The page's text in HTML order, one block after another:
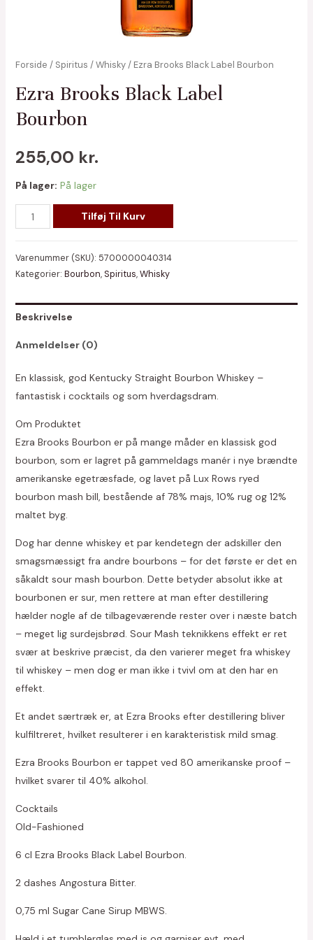
Forside / Spiritus /Whisky/ Ezra Brooks Black Label Bourbon
Ezra Brooks Black Label
Bourbon
255,00 kr.
På lager: På lager
Ezra
Brooks
antal
Tilføj Til Kurv
Varenummer (SKU): 5700000040314
Kategorier: Bourbon, Spiritus,Whisky
Beskrivelse
Anmeldelser (0)
En klassisk, god Kentucky Straight Bourbon Whiskey –
fantastisk i cocktails og som hverdagsdram.
Om Produktet
Ezra Brooks Bourbon er på mange måder en klassisk god
bourbon, som er lagret på gammeldags manér i nye brændte
amerikanske egetræsfade, og lavet på Lux Rows ryed
bourbon mash bill, bestående af 78% majs, 10% rug og 12%
maltet byg.
Dog har denne whiskey et par kendetegn der adskiller den
smagsmæssigt fra andre bourbons – for det første er det en
såkaldt sour mash bourbon. Dette betyder absolut ikke at
bourbonen er sur, men rettere at man efter destillering
hælder nogle af de tilbageværende rester over i næste batch
– meget lig surdejsbrød. Sour Mash teknikkens effekt er ret
svær at beskrive præcist, da den varierer meget fra whiskey
til whiskey – men dog er man ikke i tvivl om at den har en
effekt.
Et andet særtræk er, at Ezra Brooks efter destillering bliver
kulfiltreret, hvilket resulterer i en karakteristisk mild smag.
Ezra Brooks Bourbon er tappet ved 80 amerikanske proof –
hvilket svarer til 40% alkohol.
Cocktails
Old-Fashioned
6 cl Ezra Brooks Black Label Bourbon.
2 dashes Angostura Bitter.
0,75 ml Sugar Cane Sirup MBWS.